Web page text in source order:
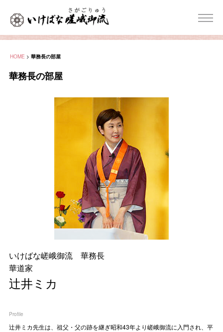
HOME > 華務長の部屋
華務長の部屋
いけばな嵯峨御流 華務長
華道家
辻井ミカ
Profile
辻󠄀井ミカ先生は、祖父・父の跡を継ぎ昭和43年より嵯峨御流に入門され、平